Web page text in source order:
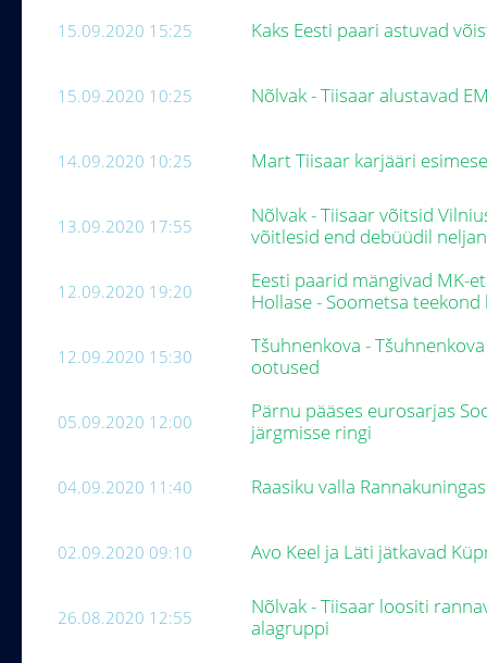
15.09.2020 15:25 Kaks Eesti paari astuvad
15.09.2020 10:25 Nõlvak - Tiisaar alustavad
14.09.2020 10:25 Mart Tiisaar karjääri
13.09.2020 17:55
Nõlvak - Tiisaar võitsid
võitlesid end debüüdil
12.09.2020 19:20
Eesti paarid mängivad MK-
Hollase - Soometsa
12.09.2020 15:30
Tšuhnenkova -
ootused
05.09.2020 12:00
Pärnu pääses eurosarjas
järgmisse ringi
04.09.2020 11:40 Raasiku valla
02.09.2020 09:10 Avo Keel ja Läti jätkavad
26.08.2020 12:55
Nõlvak - Tiisaar loositi
alagruppi